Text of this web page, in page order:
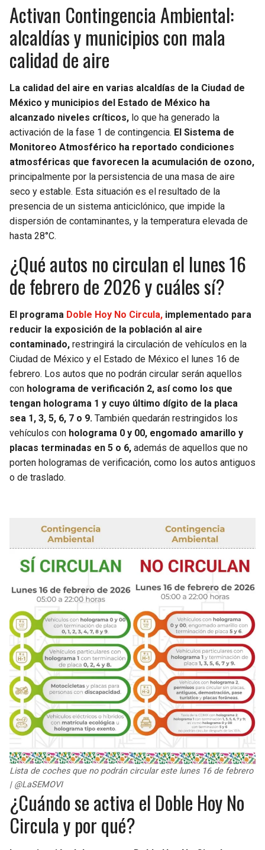
Activan Contingencia Ambiental:
alcaldías y municipios con mala
calidad de aire
La calidad del aire en varias alcaldías de la Ciudad de
México y municipios del Estado de México ha
alcanzado niveles críticos, lo que ha generado la
activación de la fase 1 de contingencia. El Sistema de
Monitoreo Atmosférico ha reportado condiciones
atmosféricas que favorecen la acumulación de ozono,
principalmente por la persistencia de una masa de aire
seco y estable. Esta situación es el resultado de la
presencia de un sistema anticiclónico, que impide la
dispersión de contaminantes, y la temperatura elevada de
hasta 28°C.
¿Qué autos no circulan el lunes 16
de febrero de 2026 y cuáles sí?
El programa Doble Hoy No Circula, implementado para
reducir la exposición de la población al aire
contaminado, restringirá la circulación de vehículos en la
Ciudad de México y el Estado de México el lunes 16 de
febrero. Los autos que no podrán circular serán aquellos
con holograma de verificación 2, así como los que
tengan holograma 1 y cuyo último dígito de la placa
sea 1, 3, 5, 6, 7 o 9. También quedarán restringidos los
vehículos con holograma 0 y 00, engomado amarillo y
placas terminadas en 5 o 6, además de aquellos que no
porten hologramas de verificación, como los autos antiguos
o de traslado.
Lista de coches que no podrán circular este lunes 16 de febrero
| @LaSEMOVI
¿Cuándo se activa el Doble Hoy No
Circula y por qué?